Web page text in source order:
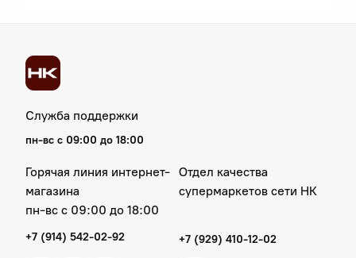
Служба поддержки
пн‑вс с 09:00 до 18:00
Горячая линия интернет-
магазина
пн‑вс с 09:00 до 18:00
+7 (914) 542-02-92
Отдел качества
супермаркетов сети НК
+7 (929) 410-12-02